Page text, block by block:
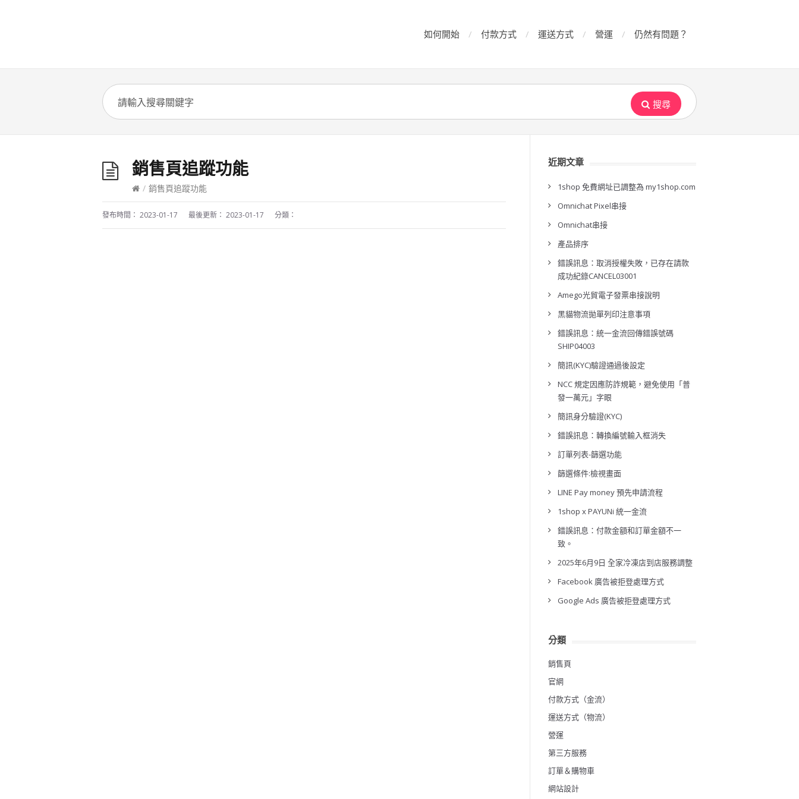
如何開始 付款方式 運送方式 營運 仍然有問題？
搜尋
銷售頁追蹤功能
/ 銷售頁追蹤功能
發布時間： 2023-01-17 最後更新： 2023-01-17 分類：
近期文章
1shop 免費網址已調整為 my1shop.com
Omnichat Pixel串接
Omnichat串接
產品排序
錯誤訊息：取消授權失敗，已存在請款
成功紀錄CANCEL03001
Amego光貿電子發票串接說明
黑貓物流拋單列印注意事項
錯誤訊息：統一金流回傳錯誤號碼
SHIP04003
簡訊(KYC)驗證通過後設定
NCC 規定因應防詐規範，避免使用「普
發一萬元」字眼
簡訊身分驗證(KYC)
錯誤訊息：轉換編號輸入框消失
訂單列表-篩選功能
篩選條件:檢視畫面
LINE Pay money 預先申請流程
1shop x PAYUNi 統一金流
錯誤訊息：付款金額和訂單金額不一
致。
2025年6月9日 全家冷凍店到店服務調整
Facebook 廣告被拒登處理方式
Google Ads 廣告被拒登處理方式
分類
銷售頁
官網
付款方式（金流）
運送方式（物流）
營運
第三方服務
訂單＆購物車
網站設計